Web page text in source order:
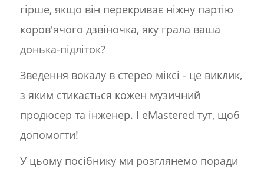
гірше, якщо він перекриває ніжну партію
коров'ячого дзвіночка, яку грала ваша
донька-підліток?
Зведення вокалу в стерео міксі - це виклик,
з яким стикається кожен музичний
продюсер та інженер. І eMastered тут, щоб
допомогти!
У цьому посібнику ми розглянемо поради